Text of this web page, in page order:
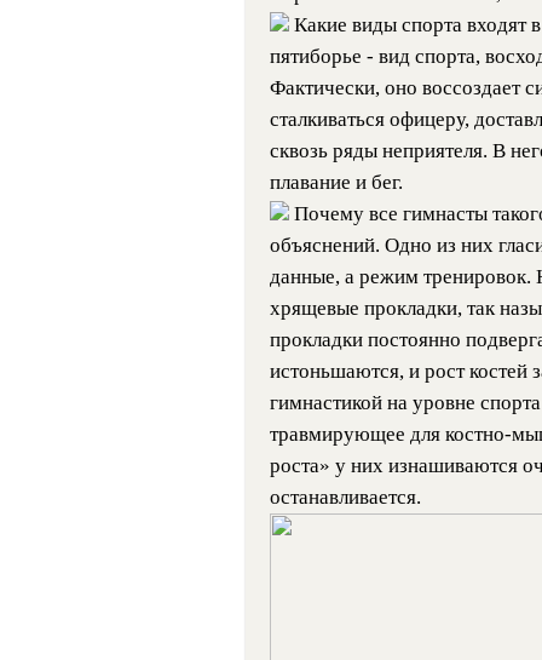
Какие виды спорта входят
пятиборье - вид спорта,
Фактически, оно воссоздает
сталкиваться офицеру,
сквозь ряды неприятеля. В
плавание и бег.
Почему все гимнасты
объяснений. Одно из них
данные, а режим тренировок.
хрящевые прокладки, так
прокладки постоянно
истоньшаются, и рост костей
гимнастикой на уровне
травмирующее для костно-
роста» у них изнашиваются
останавливается.